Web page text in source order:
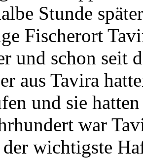
Stunde
Fischerort
und schon seit
aus Tavira
und sie
war
wichtigste